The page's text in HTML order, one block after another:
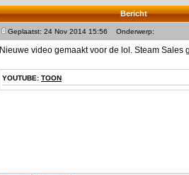
Bericht
Geplaatst: 24 Nov 2014 15:56 Onderwerp:
Nieuwe video gemaakt voor de lol. Steam Sales
YOUTUBE: TOON